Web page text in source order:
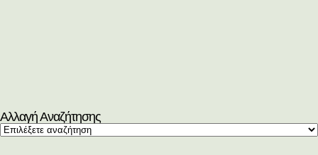
Αλλαγή Αναζήτησης